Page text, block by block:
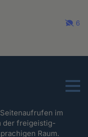
6
Menu
im
der freigeistig-
Raum.